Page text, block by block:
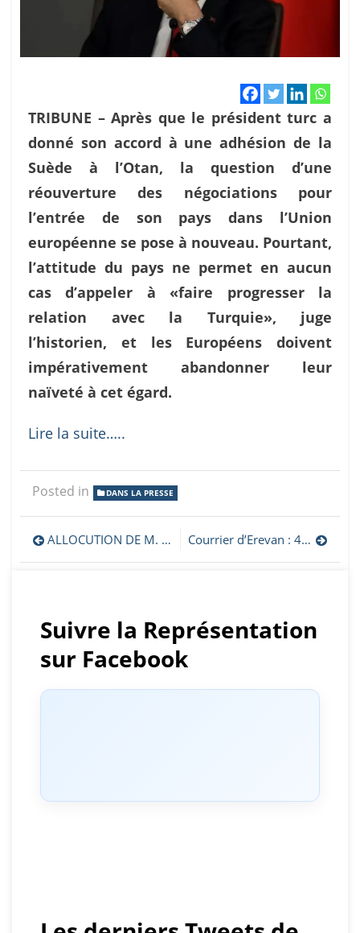
TRIBUNE – Après que le président turc a
donné son accord à une adhésion de la
Suède à l’Otan, la question d’une
réouverture des négociations pour
l’entrée de son pays dans l’Union
européenne se pose à nouveau. Pourtant,
l’attitude du pays ne permet en aucun
cas d’appeler à «faire progresser la
relation avec la Turquie», juge
l’historien, et les Européens doivent
impérativement abandonner leur
naïveté à cet égard.
Lire la suite…..
Posted in DANS LA PRESSE
Navigation
de
ALLOCUTION DE M. ARAYIK HAROUTUNYAN, PRESIDENT DE LA REPUBLIQUE D’ARTSAKH Courrier d’Erevan : 462 associations européennes lancent un appel à leurs institutions pour une action effective au Karabagh
Suivre la Représentation
sur Facebook